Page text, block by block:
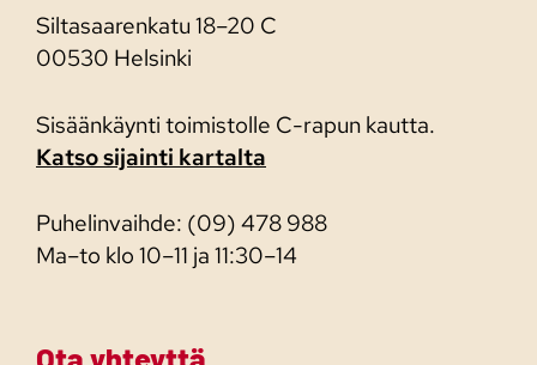
Siltasaarenkatu 18–20 C
00530 Helsinki
Sisäänkäynti toimistolle C-rapun kautta.
Katso sijainti kartalta
Puhelinvaihde: (09) 478 988
Ma–to klo 10–11 ja 11:30–14